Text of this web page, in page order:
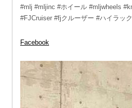
#mlj #mljinc #ホイール #mljwheels
#FJCruiser #fjクルーザー #ハイラッ
Facebook